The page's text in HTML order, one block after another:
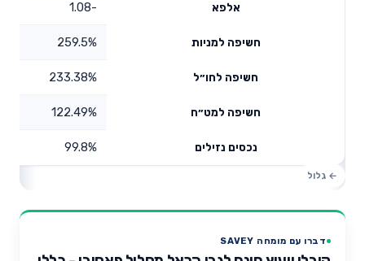
אלפא -1.08
חשיפה למניות 259.5%
חשיפה לחו״ל 233.38%
חשיפה למט״ח 122.49%
נכסים נזילים 99.8%
דברו עם מומחה SAVEY